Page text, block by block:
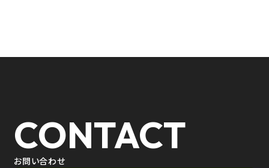
CONTACT
お問い合わせ